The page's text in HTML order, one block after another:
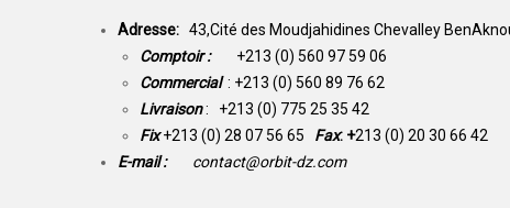
Adresse: 43,Cité des Moudjahidines Chevalley
Comptoir : +213 (0) 560 97 59 06
Commercial : +213 (0) 560 89 76 62
Livraison: +213 (0) 775 25 35 42
Fix +213 (0) 28 07 56 65 Fax: +213 (0) 20 30 66 42
E-mail :
contact@orbit-dz.com